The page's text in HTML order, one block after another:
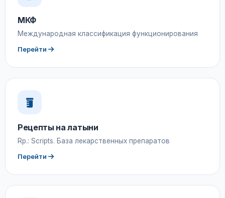
МКФ
Международная классификация функционирования
Перейти
Рецепты на латыни
Rp.: Scripts. База лекарственных препаратов
Перейти